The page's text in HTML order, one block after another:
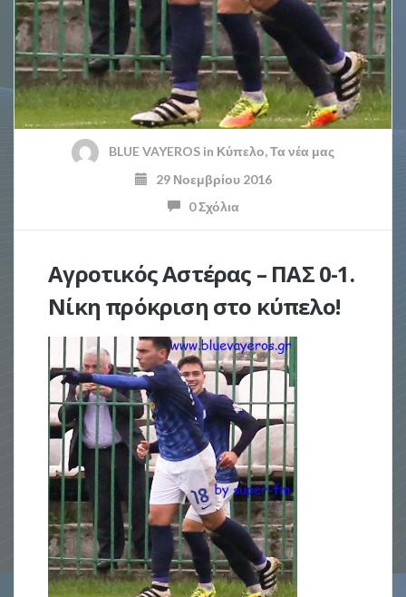
BLUE VAYEROS in Κύπελο,Τα νέα μας
29 Νοεμβρίου 2016
0 Σχόλια
Αγροτικός Αστέρας – ΠΑΣ 0-1.
Νίκη πρόκριση στο κύπελο!